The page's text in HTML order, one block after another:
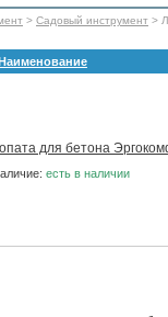
> Садовый инструмент >
для бетона
есть в наличии